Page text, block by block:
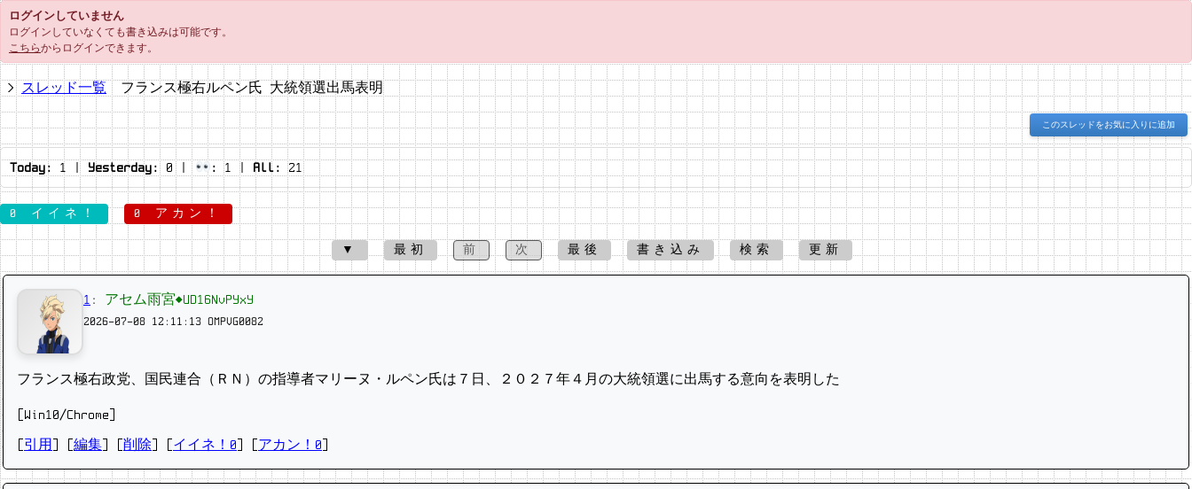
ログインしていません
ログインしていなくても書き込みは可能です。
こちらからログインできます。
スレッド一覧 フランス極右ルペン氏 大統領選出馬表明
このスレッドをお気に入りに追加
Today: 1 | Yesterday:0 | : 1 | All: 21
0 イイネ！ 0 アカン！
▼ 最初 前 次 最後 書き込み 検索 更新
1 : アセム雨宮◆UD16NvPYxY
2026-07-08 12:11:13 OMPVG0082
フランス極右政党、国民連合（ＲＮ）の指導者マリーヌ・ルペン氏は７日、２０２７年４月の‌大統領選に出馬する意向を表明した
[Win10/Chrome]
引用 編集 削除 イイネ！0 アカン！0